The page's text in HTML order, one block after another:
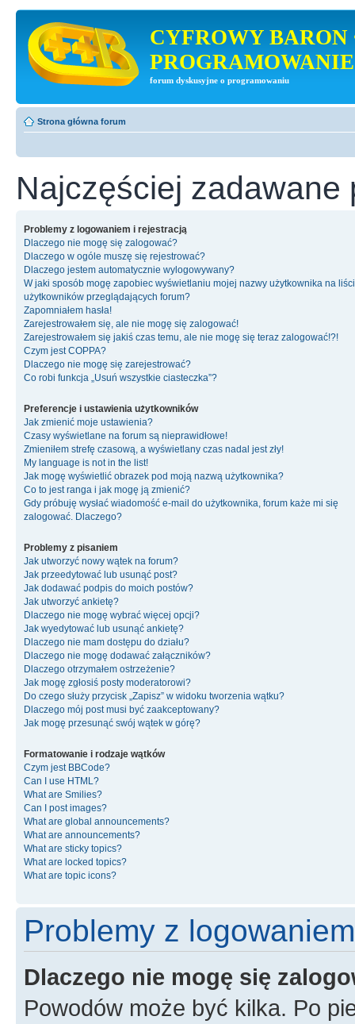
CYFROWY BARON
PROGRAMOWANIE
forum dyskusyjne o programowaniu
Strona główna forum
Najczęściej zadawane
Problemy z logowaniem i rejestracją
Dlaczego nie mogę się zalogować?
Dlaczego w ogóle muszę się rejestrować?
Dlaczego jestem automatycznie wylogowywany?
W jaki sposób mogę zapobiec wyświetlaniu mojej nazwy użytkownika na
użytkowników przeglądających forum?
Zapomniałem hasła!
Zarejestrowałem się, ale nie mogę się zalogować!
Zarejestrowałem się jakiś czas temu, ale nie mogę się teraz zalogować!?!
Czym jest COPPA?
Dlaczego nie mogę się zarejestrować?
Co robi funkcja „Usuń wszystkie ciasteczka”?
Preferencje i ustawienia użytkowników
Jak zmienić moje ustawienia?
Czasy wyświetlane na forum są nieprawidłowe!
Zmieniłem strefę czasową, a wyświetlany czas nadal jest zły!
My language is not in the list!
Jak mogę wyświetlić obrazek pod moją nazwą użytkownika?
Co to jest ranga i jak mogę ją zmienić?
Gdy próbuję wysłać wiadomość e-mail do użytkownika, forum każe mi się
zalogować. Dlaczego?
Problemy z pisaniem
Jak utworzyć nowy wątek na forum?
Jak przeedytować lub usunąć post?
Jak dodawać podpis do moich postów?
Jak utworzyć ankietę?
Dlaczego nie mogę wybrać więcej opcji?
Jak wyedytować lub usunąć ankietę?
Dlaczego nie mam dostępu do działu?
Dlaczego nie mogę dodawać załączników?
Dlaczego otrzymałem ostrzeżenie?
Jak mogę zgłosiś posty moderatorowi?
Do czego służy przycisk „Zapisz” w widoku tworzenia wątku?
Dlaczego mój post musi być zaakceptowany?
Jak mogę przesunąć swój wątek w górę?
Formatowanie i rodzaje wątków
Czym jest BBCode?
Can I use HTML?
What are Smilies?
Can I post images?
What are global announcements?
What are announcements?
What are sticky topics?
What are locked topics?
What are topic icons?
Problemy z
Dlaczego nie mogę się
Powodów może być kilka. Po